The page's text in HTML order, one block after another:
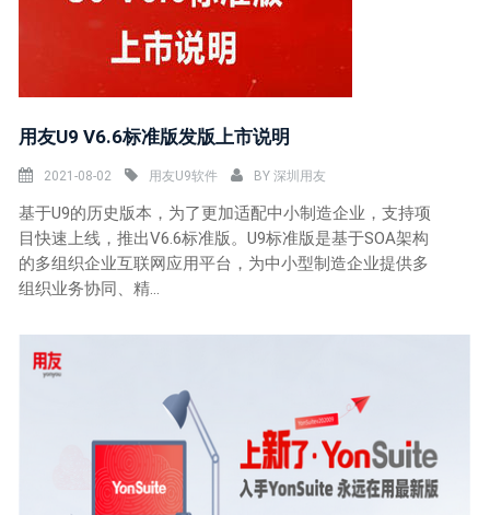
用友U9 V6.6标准版发版上市说明
2021-08-02 用友U9软件 BY深圳用友
基于U9的历史版本，为了更加适配中小制造企业，支持项
目快速上线，推出V6.6标准版。U9标准版是基于SOA架构
的多组织企业互联网应用平台，为中小型制造企业提供多
组织业务协同、精...